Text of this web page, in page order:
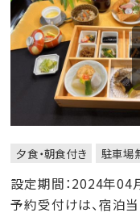
夕食・朝食付き 駐車場
設定期間：2024年
予約受付けは、宿泊